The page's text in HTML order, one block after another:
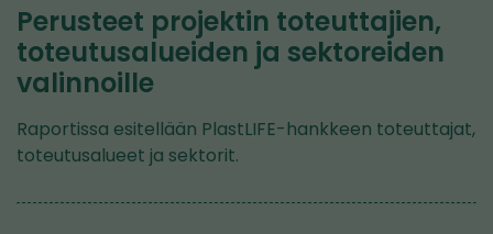
Perusteet projektin toteuttajien,
toteutusalueiden ja sektoreiden
valinnoille
Raportissa esitellään PlastLIFE-hankkeen toteuttajat,
toteutusalueet ja sektorit.